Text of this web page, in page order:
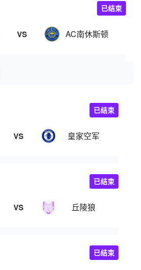
VS AC南休斯顿
已结束
VS 皇家空军
已结束
VS 丘陵狼
已结束
已结束